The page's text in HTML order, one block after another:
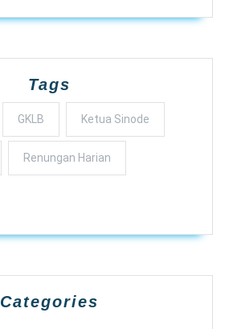
Tags
GKLB Ketua Sinode
Renungan Harian
Categories